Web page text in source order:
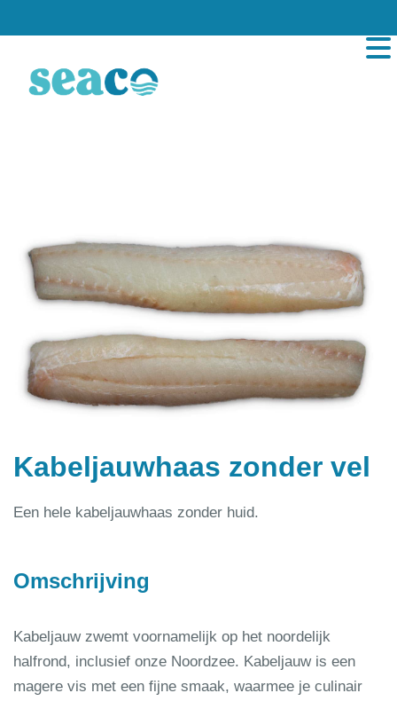
Kabeljauwhaas zonder vel
Een hele kabeljauwhaas zonder huid.
Omschrijving
Kabeljauw zwemt voornamelijk op het noordelijk
halfrond, inclusief onze Noordzee. Kabeljauw is een
magere vis met een fijne smaak, waarmee je culinair